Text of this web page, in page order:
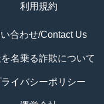
利用規約
合わせ/Contact Us
名乗る詐欺について
ライバシーポリシー